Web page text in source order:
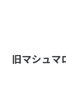
旧マシュマ